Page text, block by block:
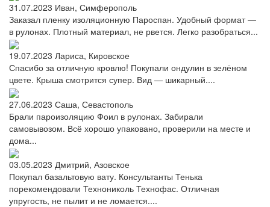
31.07.2023 Иван, Симферополь
Заказал пленку изоляционную Пароспан. Удобный формат —
в рулонах. Плотный материал, не рвется. Легко разобраться...
19.07.2023 Лариса, Кировское
Спасибо за отличную кровлю! Покупали ондулин в зелёном
цвете. Крыша смотрится супер. Вид — шикарный....
27.06.2023 Саша, Севастополь
Брали пароизоляцию Фоил в рулонах. Забирали
самовывозом. Всё хорошо упаковано, проверили на месте и
дома...
03.05.2023 Дмитрий, Азовское
Покупал базальтовую вату. Консультанты Тенька
порекомендовали Технониколь Технофас. Отличная
упругость, не пылит и не ломается....